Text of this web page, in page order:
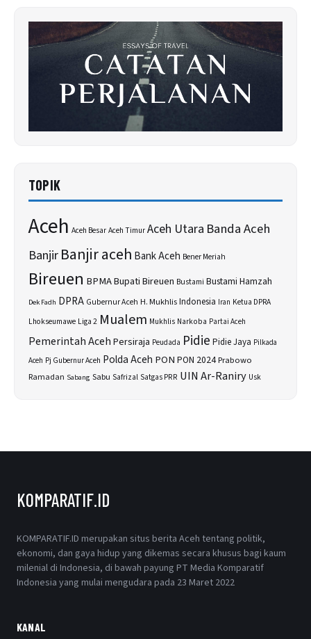
TOPIK
Aceh Aceh BesarAceh TimurAceh Utara Banda Aceh
BanjirBanjir aceh Bank Aceh Bener Meriah
Bireuen BPMABupati Bireuen Bustami Bustami Hamzah
Dek Fadh DPRA Gubernur Aceh H. MukhlisIndonesia Iran Ketua DPRA
Lhokseumawe Liga 2 Mualem Mukhlis Narkoba Partai Aceh
Pemerintah AcehPersiraja Peudada Pidie Pidie Jaya Pilkada
Aceh Pj Gubernur Aceh Polda Aceh PON PON 2024Prabowo
Ramadan Sabang Sabu Safrizal Satgas PRR UIN Ar-Raniry Usk
KOMPARATIF.ID
KOMPARATIF.ID merupakan situs berita Aceh tentang politik,
ekonomi, dan gaya hidup yang dikemas secara khusus bagi kaum
milenial di Indonesia, di bawah payung PT Media Komparatif
Indonesia yang mulai mengudara pada 23 Maret 2022
KANAL